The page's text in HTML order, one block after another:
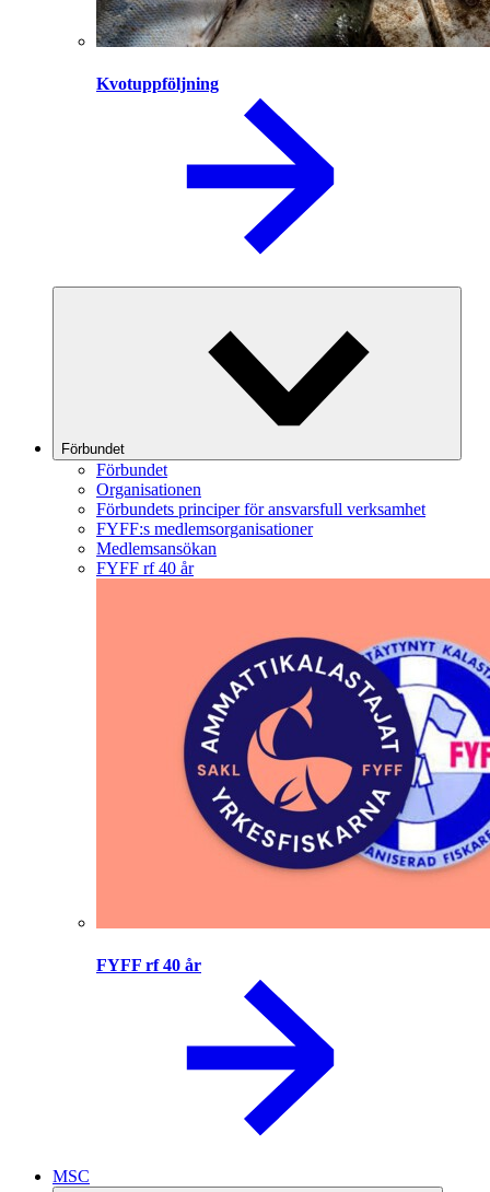
Kvotuppföljning
Förbundet
Förbundet
Organisationen
Förbundets principer för ansvarsfull verksamhet
FYFF:s medlemsorganisationer
Medlemsansökan
FYFF rf 40 år
FYFF rf 40 år
MSC